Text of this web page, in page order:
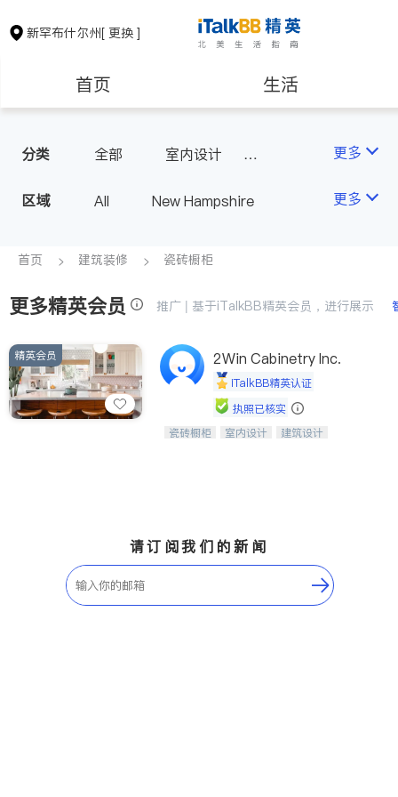
新罕布什尔州[ 更换 ]
首页 生活
保险理财 房地产租售
建筑装修
养老 非盈利组织
分类 全部
室内设计
更多
区域 All New Hampshire 更多
首页 建筑装修 瓷砖橱柜
更多精英会员 推广 | 基于iTalkBB精英会员，进行展示
精英会员 2Win Cabinetry Inc.
iTalkBB精英认证
执照已核实
中华橱柜石材公司以实惠的价格提供实
瓷砖橱柜 室内设计
建筑设计
请订阅我们的新闻